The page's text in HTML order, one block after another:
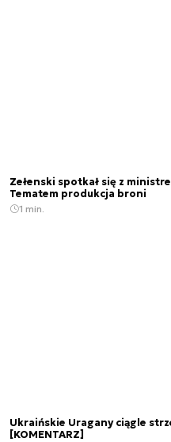
Zełenski spotkał się z
Tematem produkcja broni
1 min.
Ukraińskie Uragany ciągle
[KOMENTARZ]